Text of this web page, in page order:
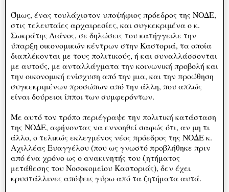
Όμως, ένας τουλάχιστον υποψήφιος πρόεδρος της ΝΟΔΕ,
στις τελευταίες αρχαιρεσίες, και συγκεκριμένα ο κ.
Σωκράτης Λιάνος, σε δηλώσεις του κατήγγειλε την
ύπαρξη οικονομικών κέντρων στην Καστοριά, τα οποία
διαπλέκονται με τους πολιτικούς, ή και συναλλάσσονται
με αυτούς, με ανταλλάγματα την κοινωνική προβολή και
την οικονομική ενίσχυση από την μια, και την προώθηση
συγκεκριμένων προσώπων από την άλλη, που απλώς
είναι δούρειοι ίπποι των συμφερόντων.
Με αυτό τον τρόπο περιέγραψε την πολιτική κατάσταση
της ΝΟΔΕ, αφήνοντας να εννοηθεί σαφώς ότι, αν μη τι
άλλο, ο τελικώς εκλεγμένος νέος πρόεδρος της ΝΟΔΕ κ.
Αχιλλέας Ευαγγέλου (που ως γνωστό προβλήθηκε πριν
από ένα χρόνο ως ο ανακινητής του ζητήματος
μετάθεσης του Νοσοκομείου Καστοριάς), δεν έχει
κρυστάλλινες απόψεις γύρω από τα ζητήματα αυτά.